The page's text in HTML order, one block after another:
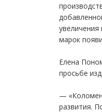
марок
Елена
просьбе
—
развития.